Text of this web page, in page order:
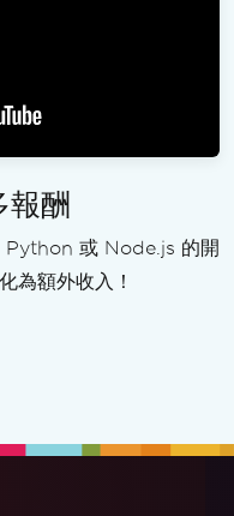
報酬
Python 或 Node.js 的開
為額外收入！